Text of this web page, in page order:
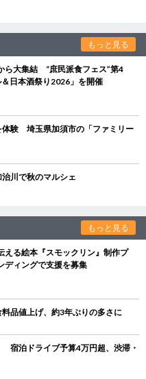
もっと見る
ら大集結 “庶民派食フェス”第4
日本酒祭り2026」を開催
体験 埼玉県加須市の「ファミリー
川で秋のマルシェ
もっと見る
える絵本『スモックリン』制作プ
ィングで支援を募集
品値上げ、約3年ぶりの多さに
宿泊ドライブ予算4万円超、渋滞・